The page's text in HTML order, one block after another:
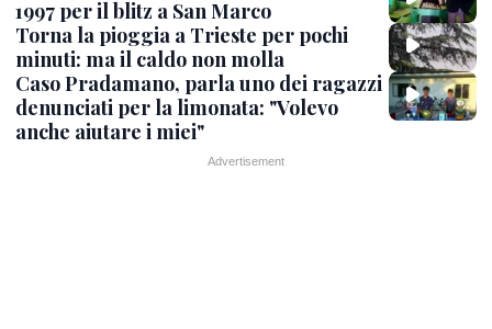
1997 per il blitz a San Marco
Torna la pioggia a Trieste per pochi
minuti: ma il caldo non molla
Caso Pradamano, parla uno dei ragazzi
denunciati per la limonata: "Volevo
anche aiutare i miei"